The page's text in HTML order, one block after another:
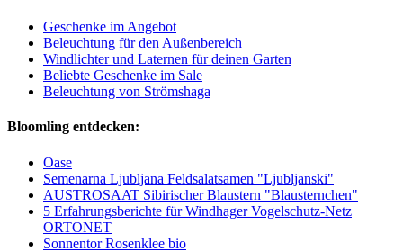
Geschenke im Angebot
Beleuchtung für den Außenbereich
Windlichter und Laternen für deinen Garten
Beliebte Geschenke im Sale
Beleuchtung von Strömshaga
Bloomling entdecken:
Oase
Semenarna Ljubljana Feldsalatsamen "Ljubljanski"
AUSTROSAAT Sibirischer Blaustern "Blausternchen"
5 Erfahrungsberichte für Windhager Vogelschutz-Netz
ORTONET
Sonnentor Rosenklee bio